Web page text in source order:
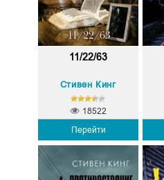
11/22/63
Стивен Кинг
Перейти
18522